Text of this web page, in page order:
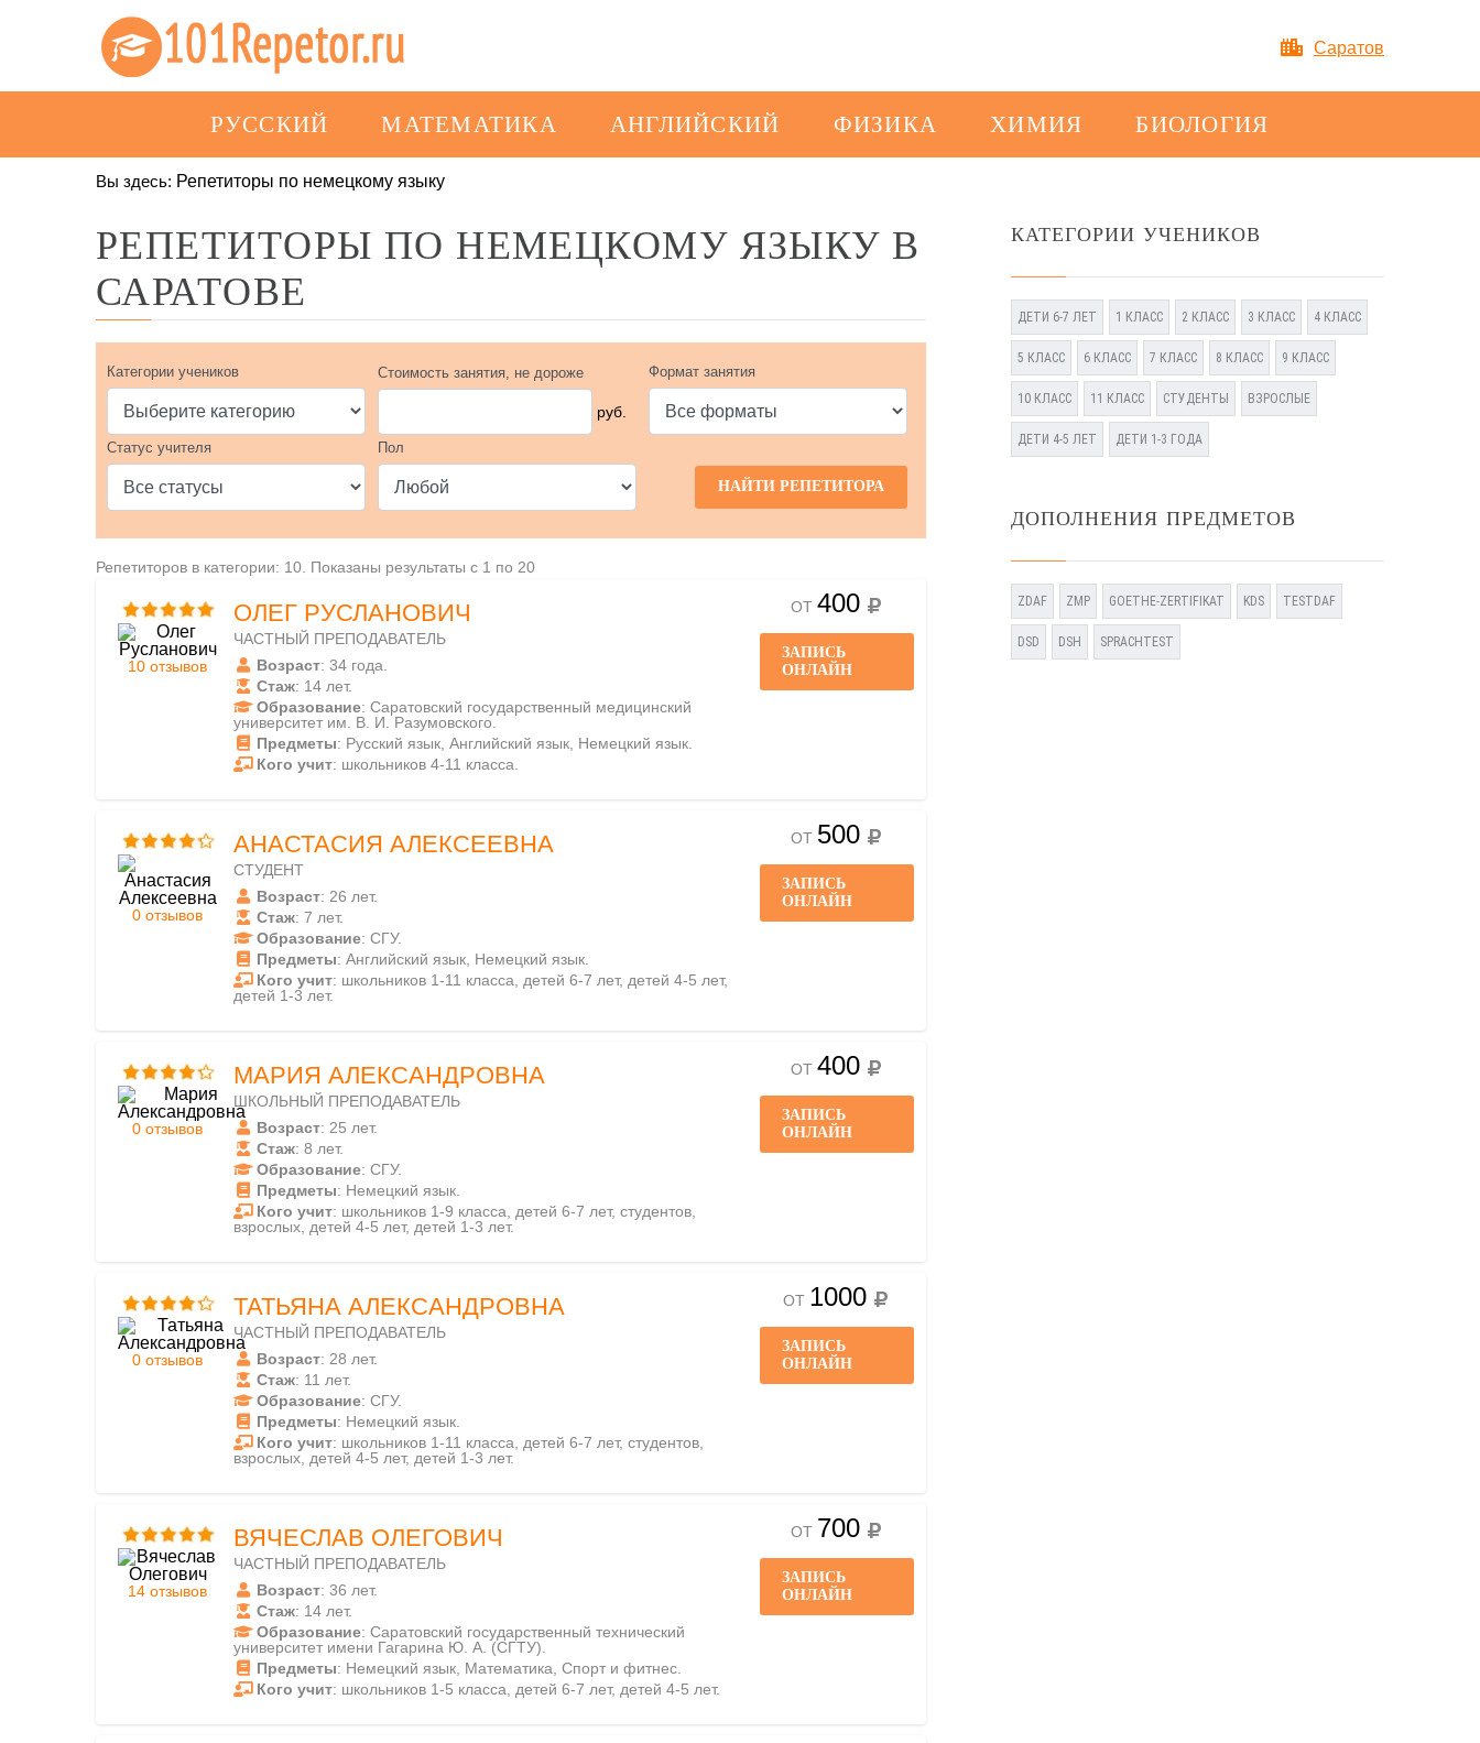
Саратов
РУССКИЙ МАТЕМАТИКА АНГЛИЙСКИЙ ФИЗИКА ХИМИЯ БИОЛОГИЯ
Вы здесь: Репетиторы по немецкому языку
РЕПЕТИТОРЫ ПО НЕМЕЦКОМУ ЯЗЫКУ В
САРАТОВЕ
Категории учеников Стоимость занятия, не дороже
руб.
Формат занятия
Статус учителя Пол
Репетиторов в категории: 10. Показаны результаты с 1 по 20
10 отзывов
ОЛЕГ РУСЛАНОВИЧ
ЧАСТНЫЙ ПРЕПОДАВАТЕЛЬ
Возраст: 34 года.
Стаж: 14 лет.
Образование: Саратовский государственный медицинский
университет им. В. И. Разумовского.
Предметы: Русский язык, Английский язык, Немецкий язык.
Кого учит: школьников 4-11 класса.
ОТ 400
ЗАПИСЬ
ОНЛАЙН
0 отзывов
АНАСТАСИЯ АЛЕКСЕЕВНА
СТУДЕНТ
Возраст: 26 лет.
Стаж: 7 лет.
Образование: СГУ.
Предметы: Английский язык, Немецкий язык.
Кого учит: школьников 1-11 класса, детей 6-7 лет, детей 4-5 лет,
детей 1-3 лет.
ОТ 500
ЗАПИСЬ
ОНЛАЙН
0 отзывов
МАРИЯ АЛЕКСАНДРОВНА
ШКОЛЬНЫЙ ПРЕПОДАВАТЕЛЬ
Возраст: 25 лет.
Стаж: 8 лет.
Образование: СГУ.
Предметы: Немецкий язык.
Кого учит: школьников 1-9 класса, детей 6-7 лет, студентов,
взрослых, детей 4-5 лет, детей 1-3 лет.
ОТ 400
ЗАПИСЬ
ОНЛАЙН
0 отзывов
ТАТЬЯНА АЛЕКСАНДРОВНА
ЧАСТНЫЙ ПРЕПОДАВАТЕЛЬ
Возраст: 28 лет.
Стаж: 11 лет.
Образование: СГУ.
Предметы: Немецкий язык.
Кого учит: школьников 1-11 класса, детей 6-7 лет, студентов,
взрослых, детей 4-5 лет, детей 1-3 лет.
ОТ 1000
ЗАПИСЬ
ОНЛАЙН
14 отзывов
ВЯЧЕСЛАВ ОЛЕГОВИЧ
ЧАСТНЫЙ ПРЕПОДАВАТЕЛЬ
Возраст: 36 лет.
Стаж: 14 лет.
Образование: Саратовский государственный технический
университет имени Гагарина Ю. А. (СГТУ).
Предметы: Немецкий язык, Математика, Спорт и фитнес.
Кого учит: школьников 1-5 класса, детей 6-7 лет, детей 4-5 лет.
ОТ 700
ЗАПИСЬ
ОНЛАЙН
КАТЕГОРИИ УЧЕНИКОВ
ДЕТИ 6-7 ЛЕТ 1 КЛАСС 2 КЛАСС 3 КЛАСС 4 КЛАСС
5 КЛАСС 6 КЛАСС 7 КЛАСС 8 КЛАСС 9 КЛАСС
10 КЛАСС 11 КЛАСС СТУДЕНТЫ ВЗРОСЛЫЕ
ДЕТИ 4-5 ЛЕТ ДЕТИ 1-3 ГОДА
ДОПОЛНЕНИЯ ПРЕДМЕТОВ
ZDAF ZMP GOETHE-ZERTIFIKAT KDS TESTDAF
DSD DSH SPRACHTEST